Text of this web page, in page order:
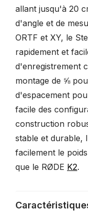
allant jusqu'à 20
d'angle et de
ORTF et XY, le
rapidement et
d'enregistrement
montage de ⅝
d'espacement
facile des
construction
stable et durable,
facilement le
que le RØDE K2.